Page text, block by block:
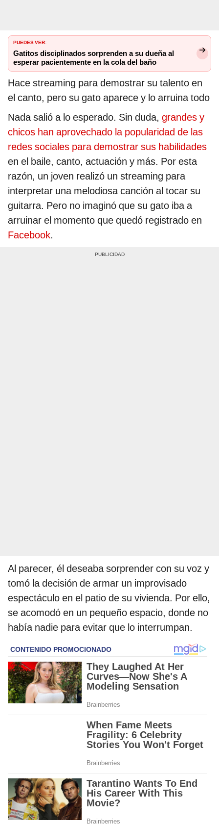
PUEDES VER:
Gatitos disciplinados sorprenden a su dueña al
esperar pacientemente en la cola del baño
Hace streaming para demostrar su talento en
el canto, pero su gato aparece y lo arruina todo
Nada salió a lo esperado. Sin duda, grandes y
chicos han aprovechado la popularidad de las
redes sociales para demostrar sus habilidades
en el baile, canto, actuación y más. Por esta
razón, un joven realizó un streaming para
interpretar una melodiosa canción al tocar su
guitarra. Pero no imaginó que su gato iba a
arruinar el momento que quedó registrado en
Facebook.
Al parecer, él deseaba sorprender con su voz y
tomó la decisión de armar un improvisado
espectáculo en el patio de su vivienda. Por ello,
se acomodó en un pequeño espacio, donde no
había nadie para evitar que lo interrumpan.